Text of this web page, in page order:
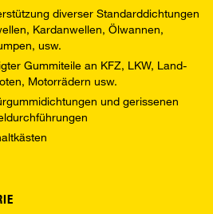
diverser Standarddichtungen
Kardanwellen, Ölwannen,
usw.
Gummiteile an KFZ, LKW, Land-
Motorrädern usw.
und gerissenen